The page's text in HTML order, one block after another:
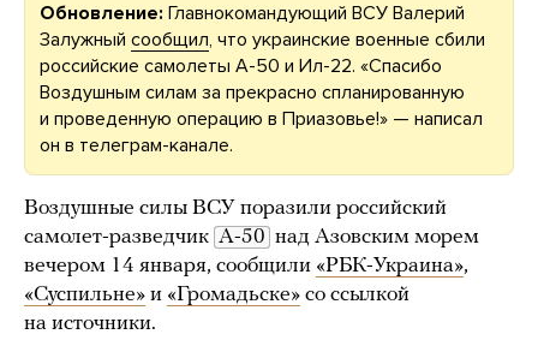
Обновление: Главнокомандующий ВСУ Валерий
Залужный сообщил, что украинские военные сбили
российские самолеты А-50 и Ил-22. «Спасибо
Воздушным силам за прекрасно спланированную
и проведенную операцию в Приазовье!» — написал
он в телеграм-канале.
Воздушные силы ВСУ поразили российский
самолет-разведчик А-50 над Азовским морем
вечером 14 января, сообщили «РБК-Украина»,
«Суспильне» и «Громадьске» со ссылкой
на источники.